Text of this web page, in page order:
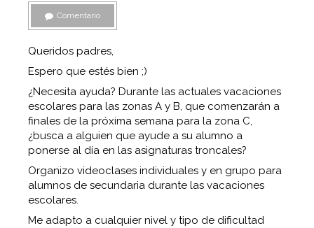
Comentario
Queridos padres,
Espero que estés bien ;)
¿Necesita ayuda? Durante las actuales vacaciones
escolares para las zonas A y B, que comenzarán a
finales de la próxima semana para la zona C,
¿busca a alguien que ayude a su alumno a
ponerse al día en las asignaturas troncales?
Organizo videoclases individuales y en grupo para
alumnos de secundaria durante las vacaciones
escolares.
Me adapto a cualquier nivel y tipo de dificultad